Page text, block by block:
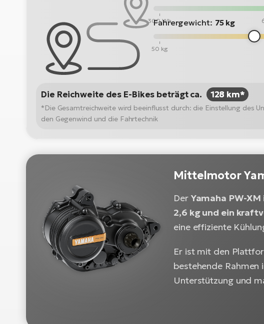
300 Wh
Fahrergewicht: 75 kg
50 kg
Die Reichweite des E-Bikes beträgt ca. 128 km*
*Die Gesamtreichweite wird beeinflusst durch: die Einstellung des
den Gegenwind und die Fahrtechnik
Mittelmotor
Der Yamaha PW-XM
2,6 kg und ein
eine effiziente
Er ist mit den
bestehende
Unterstützung und